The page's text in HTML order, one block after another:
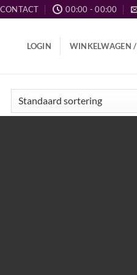
CONTACT 00:00 - 00:00
LOGIN WINKELWAGEN /